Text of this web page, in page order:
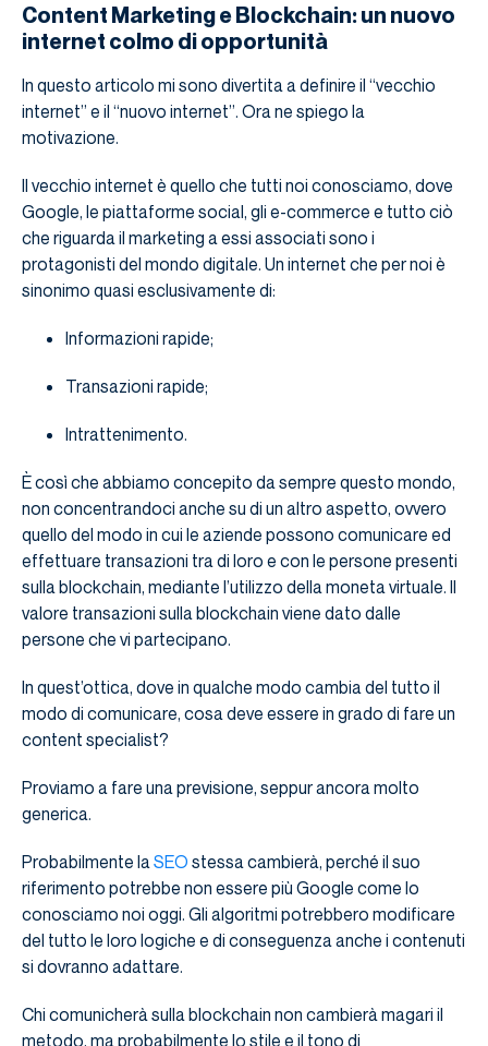
Content Marketing e Blockchain: un nuovo
internet colmo di opportunità
In questo articolo mi sono divertita a definire il “vecchio
internet” e il “nuovo internet”. Ora ne spiego la
motivazione.
Il vecchio internet è quello che tutti noi conosciamo, dove
Google, le piattaforme social, gli e-commerce e tutto ciò
che riguarda il marketing a essi associati sono i
protagonisti del mondo digitale. Un internet che per noi è
sinonimo quasi esclusivamente di:
Informazioni rapide;
Transazioni rapide;
Intrattenimento.
È così che abbiamo concepito da sempre questo mondo,
non concentrandoci anche su di un altro aspetto, ovvero
quello del modo in cui le aziende possono comunicare ed
effettuare transazioni tra di loro e con le persone presenti
sulla blockchain, mediante l’utilizzo della moneta virtuale. Il
valore transazioni sulla blockchain viene dato dalle
persone che vi partecipano.
In quest’ottica, dove in qualche modo cambia del tutto il
modo di comunicare, cosa deve essere in grado di fare un
content specialist?
Proviamo a fare una previsione, seppur ancora molto
generica.
Probabilmente la SEO stessa cambierà, perché il suo
riferimento potrebbe non essere più Google come lo
conosciamo noi oggi. Gli algoritmi potrebbero modificare
del tutto le loro logiche e di conseguenza anche i contenuti
si dovranno adattare.
Chi comunicherà sulla blockchain non cambierà magari il
metodo, ma probabilmente lo stile e il tono di